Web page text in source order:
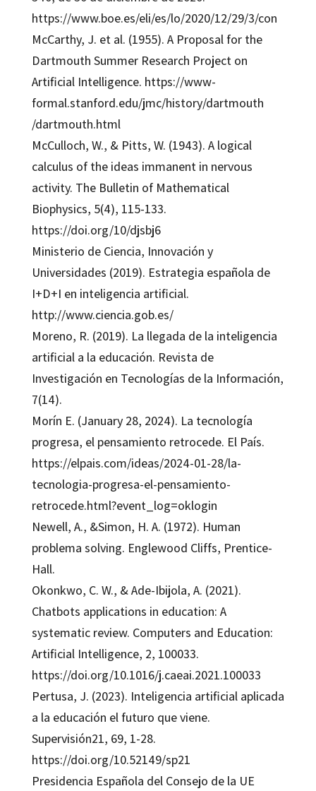
https://www.boe.es/eli/es/lo/2020/12/29/3/con
McCarthy, J. et al. (1955). A Proposal for the
Dartmouth Summer Research Project on
Artificial Intelligence. https://www-
formal.stanford.edu/jmc/history/dartmouth
/dartmouth.html
McCulloch, W., & Pitts, W. (1943). A logical
calculus of the ideas immanent in nervous
activity. The Bulletin of Mathematical
Biophysics, 5(4), 115-133.
https://doi.org/10/djsbj6
Ministerio de Ciencia, Innovación y
Universidades (2019). Estrategia española de
I+D+I en inteligencia artificial.
http://www.ciencia.gob.es/
Moreno, R. (2019). La llegada de la inteligencia
artificial a la educación. Revista de
Investigación en Tecnologías de la Información,
7(14).
Morín E. (January 28, 2024). La tecnología
progresa, el pensamiento retrocede. El País.
https://elpais.com/ideas/2024-01-28/la-
tecnologia-progresa-el-pensamiento-
retrocede.html?event_log=oklogin
Newell, A., &Simon, H. A. (1972). Human
problema solving. Englewood Cliffs, Prentice-
Hall.
Okonkwo, C. W., & Ade-Ibijola, A. (2021).
Chatbots applications in education: A
systematic review. Computers and Education:
Artificial Intelligence, 2, 100033.
https://doi.org/10.1016/j.caeai.2021.100033
Pertusa, J. (2023). Inteligencia artificial aplicada
a la educación el futuro que viene.
Supervisión21, 69, 1-28.
https://doi.org/10.52149/sp21
Presidencia Española del Consejo de la UE